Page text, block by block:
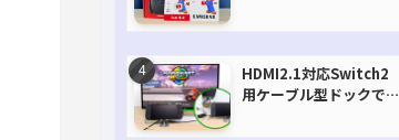
HDMI2.1対応Switch2
用ケーブル型ドックで省